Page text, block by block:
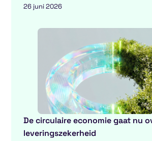
26 juni 2026
De circulaire economie gaat nu
leveringszekerheid